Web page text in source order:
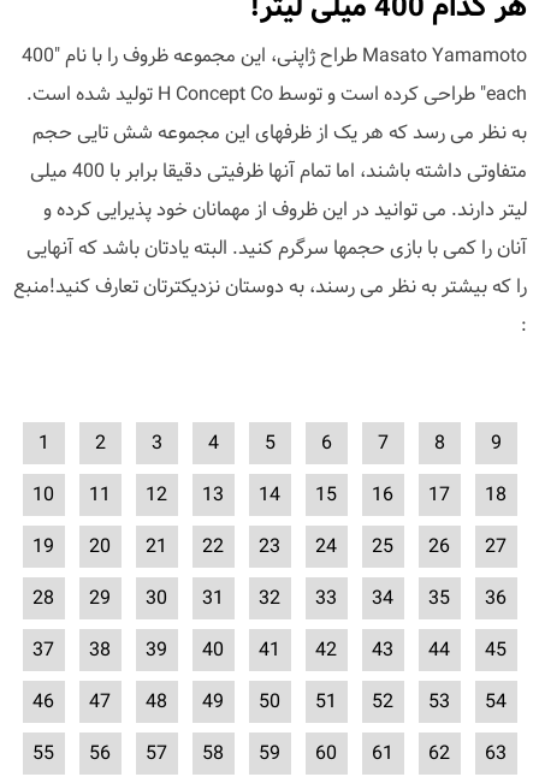
Masato Yamamoto طراح ژاپنی، این مجموعه ظروف را با نام "400
each" طراحی کرده است و توسط H Concept Co تولید شده است.
به نظر می رسد که هر یک از ظرفهای این مجموعه شش تایی حجم
متفاوتی داشته باشند، اما تمام آنها ظرفیتی دقیقا برابر با 400 میلی
لیتر دارند. می توانید در این ظروف از مهمانان خود پذیرایی کرده و
آنان را کمی با بازی حجمها سرگرم کنید. البته یادتان باشد که آنهایی
را که بیشتر به نظر می رسند، به دوستان نزدیکترتان تعارف کنید!منبع
:
1 2 3 4 5 6 7 8
9
10
11 12 13 14 15 16 17
18
19
20 21 22 23 24 25 26
27
28
29 30 31 32 33 34 35
36
37
38 39 40 41 42 43 44
45
46
47 48 49 50 51 52 53
54
55
56 57 58 59 60 61 62
63